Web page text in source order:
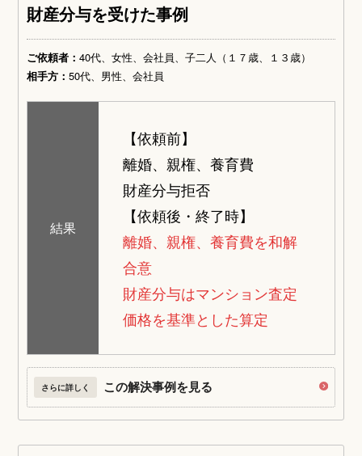
財産分与を受けた事例
ご依頼者：40代、女性、会社員、子二人（１７歳、１３歳）
相手方：50代、男性、会社員
結果
【依頼前】
離婚、親権、養育費
財産分与拒否
【依頼後・終了時】
離婚、親権、養育費を和解
合意
財産分与はマンション査定
価格を基準とした算定
さらに詳しく この解決事例を見る